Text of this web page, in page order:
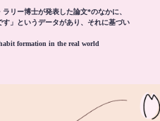
リー博士が発表した論文*のなかに、
す」というデータがあり、それに基づい
formation in the real world